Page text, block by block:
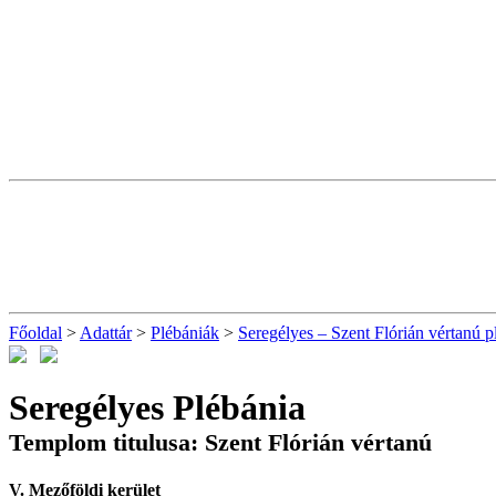
Főoldal > Adattár> Plébániák > Seregélyes – Szent Flórián vértanú
Seregélyes Plébánia
Templom titulusa: Szent Flórián vértanú
V. Mezőföldi kerület